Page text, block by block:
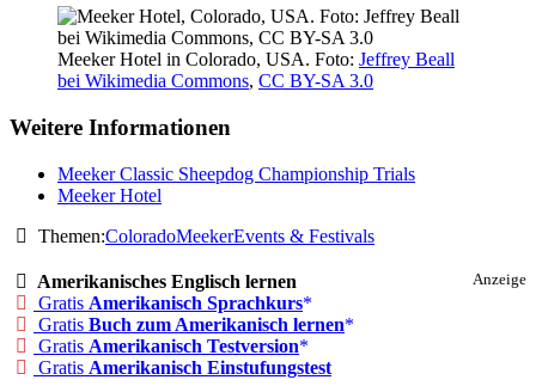
Meeker Hotel in Colorado, USA. Foto: Jeffrey Beall
bei Wikimedia Commons, CC BY-SA 3.0
Weitere Informationen
Meeker Classic Sheepdog Championship Trials
Meeker Hotel
Themen:ColoradoMeekerEvents & Festivals
Anzeige
Amerikanisches Englisch lernen
Gratis Amerikanisch Sprachkurs
Gratis Buch zum Amerikanisch lernen
Gratis Amerikanisch Testversion
Gratis Amerikanisch Einstufungstest